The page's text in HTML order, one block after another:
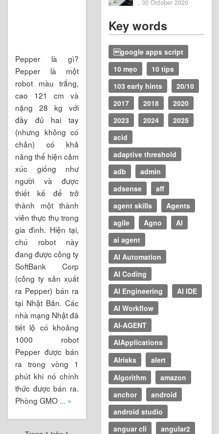
Pepper là gì?
Pepper là một
robot màu trắng,
cao 121 cm và
nặng 28 kg với
đầy đủ hai tay
(nhưng không có
chân) có khả
năng thể hiện cảm
xúc giống như
người và được
thiết kế để trở
thành một thành
viên thực thụ trong
gia đình. Hiện tại,
chú robot này
đang được công ty
SoftBank Corp
(công ty sản xuất
ra Pepper) bán ra
tại Nhật Bản. Các
nhà mạng Nhật đã
tiết lộ có khoảng
1000 robot
Pepper được bán
ra trong vòng 1
phút khi nó chính
thức được bán ra.
Phòng GMO ... »
, 30 October 2020
Key words
google apps script
10 mẹo
10 tips
103 early hints
20/10
2017
2018
2020
2023
2024
2025
acid
adaptive threshold
adb
admin
adsense
aff
agent skills
Agents
agile
Agno
AI
ai agent
AI Automation
AI Coding
AI Engineering
AI IDE
AI Workflow
AI-AGENT
AIApplications
AIrisks
alert
Algorithm
amazon
anchor
android
android studio
anguar cli
angular2